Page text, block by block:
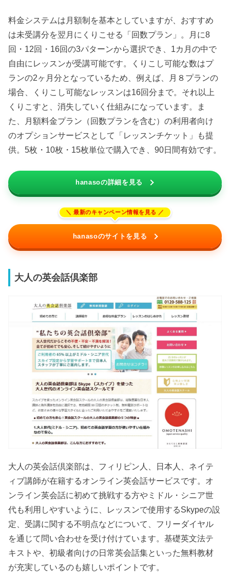
料金システムは月額制を基本としていますが、おすすめ
は未受講分を翌月にくりこせる「回数プラン」。月に8
回・12回・16回の3パターンから選択でき、1カ月の中で
自由にレッスンが受講可能です。くりこし可能な数はプ
ランの2ヶ月分となっているため、例えば、月８プランの
場合、くりこし可能なレッスンは16回分まで。それ以上
くりこすと、消失していく仕組みになっています。ま
た、月額料金プラン（回数プランを含む）の利用者向け
のオプションサービスとして「レッスンチケット」も提
供。5枚・10枚・15枚単位で購入でき、90日間有効です。
hanasoの詳細を見る
hanasoのサイトを見る
大人の英会話倶楽部
大人の英会話倶楽部は、フィリピン人、日本人、ネイテ
ィブ講師が在籍するオンライン英会話サービスです。オ
ンライン英会話に初めて挑戦する方やミドル・シニア世
代も利用しやすいように、レッスンで使用するSkypeの設
定、受講に関する不明点などについて、フリーダイヤル
を通じて問い合わせを受け付けています。基礎英文法テ
キストや、初級者向けの日常英会話集といった無料教材
が充実しているのも嬉しいポイントです。